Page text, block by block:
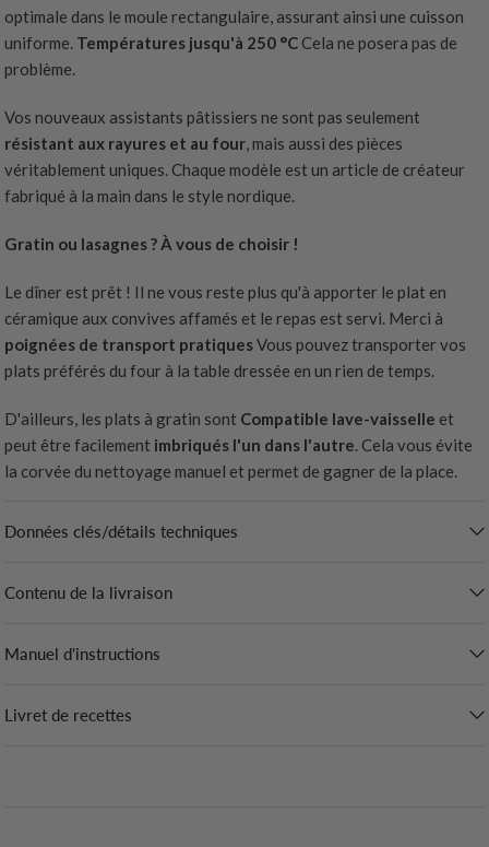
optimale dans le moule rectangulaire, assurant ainsi une cuisson
uniforme. Températures jusqu'à 250 °C Cela ne posera pas de
problème.
Vos nouveaux assistants pâtissiers ne sont pas seulement
résistant aux rayures et au four, mais aussi des pièces
véritablement uniques. Chaque modèle est un article de créateur
fabriqué à la main dans le style nordique.
Gratin ou lasagnes ? À vous de choisir !
Le dîner est prêt ! Il ne vous reste plus qu'à apporter le plat en
céramique aux convives affamés et le repas est servi. Merci à
poignées de transport pratiquesVous pouvez transporter vos
plats préférés du four à la table dressée en un rien de temps.
D'ailleurs, les plats à gratin sont Compatible lave-vaisselle et
peut être facilement imbriqués l'un dans l'autre. Cela vous évite
la corvée du nettoyage manuel et permet de gagner de la place.
Données clés/détails techniques
Contenu de la livraison
Manuel d'instructions
Livret de recettes